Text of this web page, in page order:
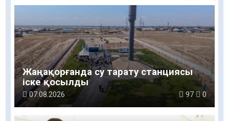
Жаңақорғанда су тарату станциясы
іске қосылды
07.08.2026 97 0